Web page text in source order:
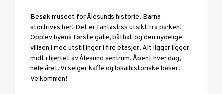
Besøk museet for Ålesunds historie. Barna
stortrives her! Det er fantastisk utsikt fra parken!
Opplev byens første gate, båthall og den nydelige
villaen i med utstillinger i fire etasjer. Alt ligger ligger
midt i hjertet av Ålesund sentrum. Åpent hver dag,
hele året. Vi selger kaffe og lokalhistoriske bøker.
Velkommen!